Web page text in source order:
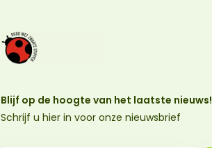
Blijf op de hoogte van het laatste nieuws!
Schrijf u hier in voor onze nieuwsbrief